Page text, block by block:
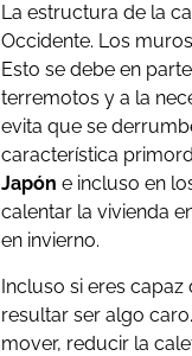
La estructura de la
Occidente. Los
Esto se debe en
terremotos y a la
evita que se
característica
Japón e incluso en
calentar la vivienda
en invierno.
Incluso si eres
resultar ser algo
mover, reducir la